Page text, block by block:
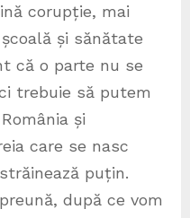
corupție, mai
și sănătate
că o parte nu se
trebuie să putem
și
care se nasc
puțin.
după ce vom